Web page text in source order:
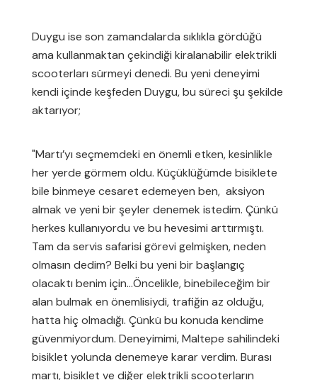
Duygu ise son zamandalarda sıklıkla gördüğü
ama kullanmaktan çekindiği kiralanabilir elektrikli
scooterları sürmeyi denedi. Bu yeni deneyimi
kendi içinde keşfeden Duygu, bu süreci şu şekilde
aktarıyor;
"Martı’yı seçmemdeki en önemli etken, kesinlikle
her yerde görmem oldu. Küçüklüğümde bisiklete
bile binmeye cesaret edemeyen ben, aksiyon
almak ve yeni bir şeyler denemek istedim. Çünkü
herkes kullanıyordu ve bu hevesimi arttırmıştı.
Tam da servis safarisi görevi gelmişken, neden
olmasın dedim? Belki bu yeni bir başlangıç
olacaktı benim için…Öncelikle, binebileceğim bir
alan bulmak en önemlisiydi, trafiğin az olduğu,
hatta hiç olmadığı. Çünkü bu konuda kendime
güvenmiyordum. Deneyimimi, Maltepe sahilindeki
bisiklet yolunda denemeye karar verdim. Burası
martı, bisiklet ve diğer elektrikli scooterların